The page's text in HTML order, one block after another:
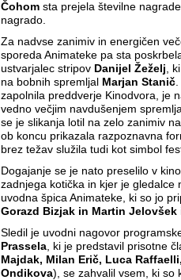
Čohom sta prejela številne
nagrado.
Za nadvse zanimiv in energičen
sporeda Animateke pa sta
ustvarjalec stripov Danijel Žeželj,
na bobnih spremljal Marjan Stanič
zapolnila preddverje Kinodvora, je
vedno večjim navdušenjem
se je slikanja lotil na zelo zanimiv
ob koncu prikazala razpoznavna
brez težav služila tudi kot simbol
Dogajanje se je nato preselilo v
zadnjega kotička in kjer je gledalce
uvodna špica Animateke, ki so jo
Gorazd Bizjak in Martin Jelovšek
Sledil je uvodni nagovor
Prassela, ki je predstavil prisotne
Majdak, Milan Erič, Luca
Ondikova), se zahvalil vsem, ki so